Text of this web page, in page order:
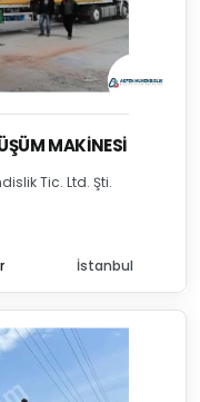
MAKINESI
Tic. Ltd. Şti.
İstanbul